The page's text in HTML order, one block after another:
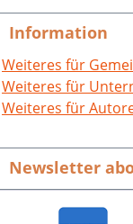
Information
Weiteres für
Weiteres für
Weiteres für
Newsletter